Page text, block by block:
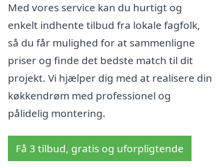
Med vores service kan du hurtigt og
enkelt indhente tilbud fra lokale fagfolk,
så du får mulighed for at sammenligne
priser og finde det bedste match til dit
projekt. Vi hjælper dig med at realisere din
køkkendrøm med professionel og
pålidelig montering.
Få 3 tilbud, gratis og uforpligtende